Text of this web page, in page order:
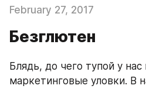
February 27, 2017
Безглютен
Блядь, до чего тупой у
маркетинговые уловки. В